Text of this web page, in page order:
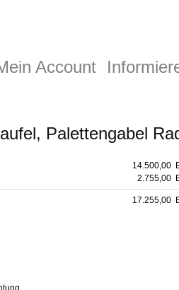
Account
Palettengabel
14.500,00
2.755,00
17.255,00